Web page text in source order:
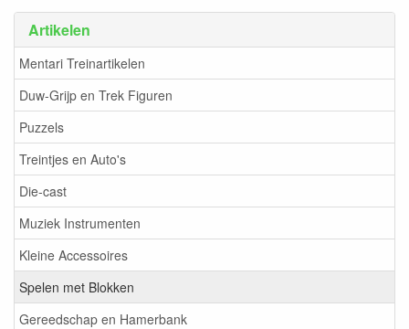
Artikelen
Mentari Treinartikelen
Duw-Grijp en Trek Figuren
Puzzels
Treintjes en Auto's
Die-cast
Muziek Instrumenten
Kleine Accessoires
Spelen met Blokken
Gereedschap en Hamerbank